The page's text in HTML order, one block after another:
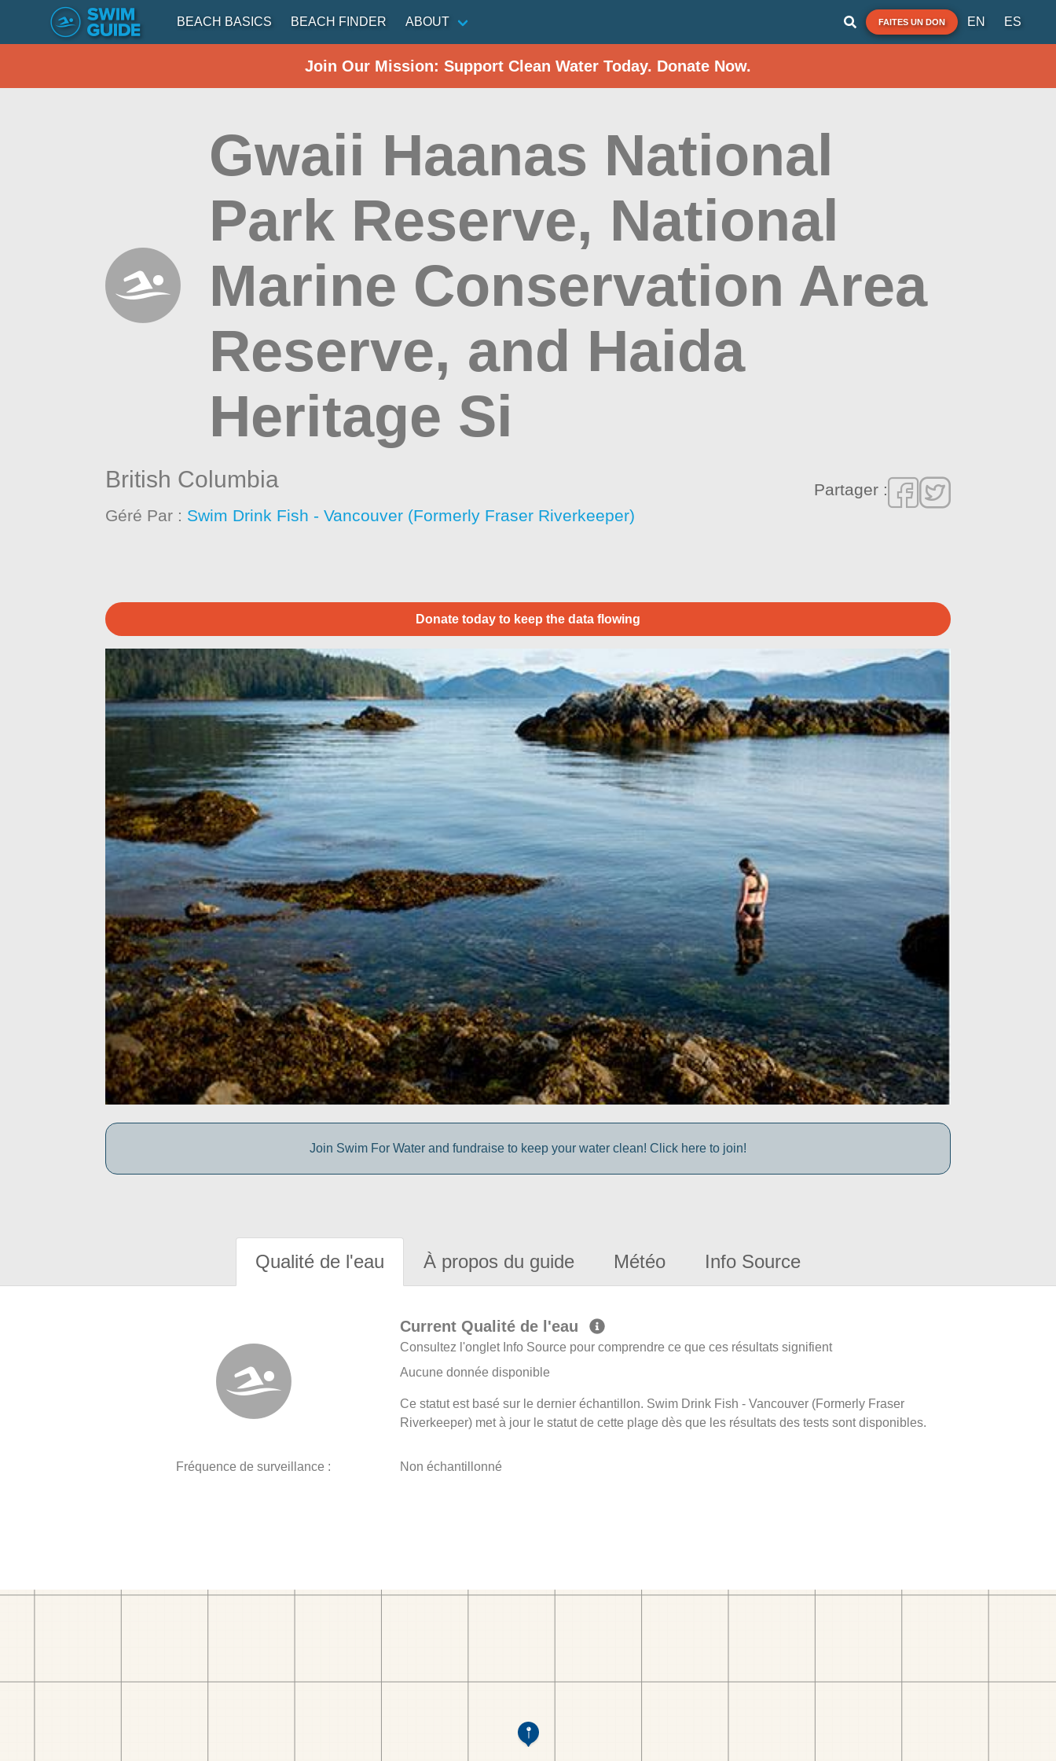
BEACH BASICS BEACH FINDER ABOUT FAITES UN DON EN ES
Join Our Mission: Support Clean Water Today. Donate Now.
Gwaii Haanas National
Park Reserve, National
Marine Conservation Area
Reserve, and Haida
Heritage Si
British Columbia
Géré Par : Swim Drink Fish - Vancouver (Formerly Fraser Riverkeeper)
Partager :
Donate today to keep the data flowing
Join Swim For Water and fundraise to keep your water clean! Click here to join!
Qualité de l'eau À propos du guide Météo Info Source
Current Qualité de l'eau
Consultez l'onglet Info Source pour comprendre ce que ces résultats signifient
Aucune donnée disponible
Ce statut est basé sur le dernier échantillon. Swim Drink Fish - Vancouver (Formerly Fraser
Riverkeeper) met à jour le statut de cette plage dès que les résultats des tests sont disponibles.
Fréquence de surveillance : Non échantillonné